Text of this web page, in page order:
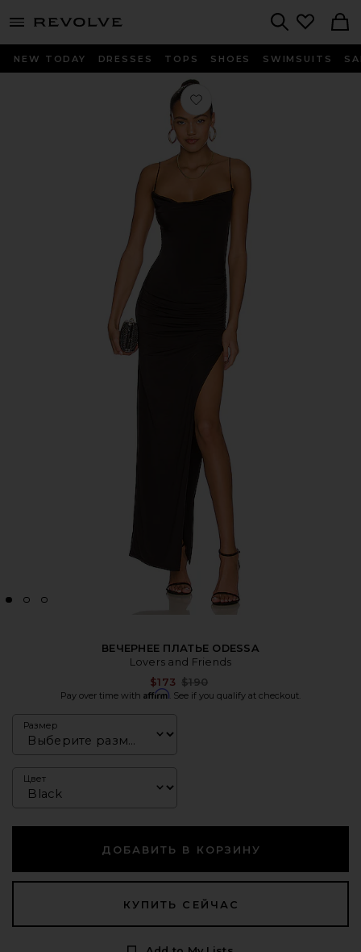
menu - shows more content
NEW TODAY DRESSES TOPS SHOES SWIMSUITS
Любимое ВЕЧЕРНЕЕ ПЛАТЬЕ
ВЕЧЕРНЕЕ ПЛАТЬЕ ODESSA
Lovers and Friends
$173 Previous price:
$190
Pay over time with Affirm . See if you qualify at checkout.
Размер
Цвет
ДОБАВИТЬ В КОРЗИНУ
КУПИТЬ СЕЙЧАС